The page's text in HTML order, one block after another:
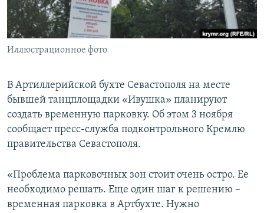
ПОБЕДИТЕЛЕЙ НЕ СУДЯТ?
КРЫМ.НЕПОКОРЕННЫЙ
ELIFBE
ПРИСОЕДИНЯЙТЕСЬ!
Все сайты RFE/RL
Иллюстрационное фото
В Артиллерийской бухте Севастополя на месте
бывшей танцплощадки «Ивушка» планируют
создать временную парковку. Об этом 3 ноября
сообщает пресс-служба подконтрольного Кремлю
правительства Севастополя.
«Проблема парковочных зон стоит очень остро. Ее
необходимо решать. Еще один шаг к решению –
временная парковка в Артбухте. Нужно